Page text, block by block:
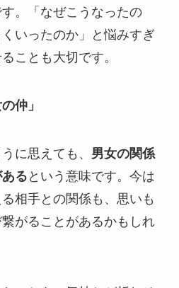
。「なぜこうなったの
いったのか」と悩みすぎ
ことも大切です。
仲」
に思えても、 男女の関係
る という意味です。今は
相手との関係も、思いも
がることがあるかもしれ